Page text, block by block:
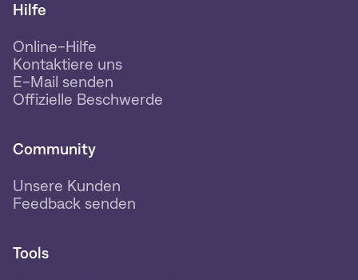
Hilfe
Online-Hilfe
Kontaktiere uns
E-Mail senden
Offizielle Beschwerde
Community
Unsere Kunden
Feedback senden
Tools